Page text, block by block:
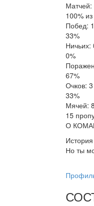
Матчей:
100%
Побед: 1
33%
Ничьих:
0%
67%
Очков: 3
33%
Мячей:
15
О
Но ты